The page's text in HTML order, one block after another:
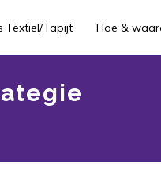
Textiel/Tapijt Hoe &